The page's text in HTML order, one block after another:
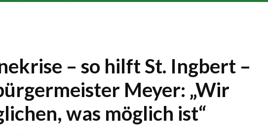
– so hilft St. Ingbert –
Meyer: „Wir
was möglich ist“